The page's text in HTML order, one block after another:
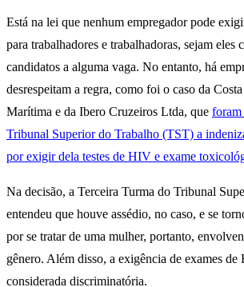
Está na lei que nenhum empregador pode
para trabalhadores e trabalhadoras, sejam eles
candidatos a alguma vaga. No entanto, há
desrespeitam a regra, como foi o caso da
Marítima e da Ibero Cruzeiros Ltda, que foram
Tribunal Superior do Trabalho (TST) a
por exigir dela testes de HIV e exame
Na decisão, a Terceira Turma do Tribunal
entendeu que houve assédio, no caso, e se
por se tratar de uma mulher, portanto,
gênero. Além disso, a exigência de exames
considerada discriminatória.